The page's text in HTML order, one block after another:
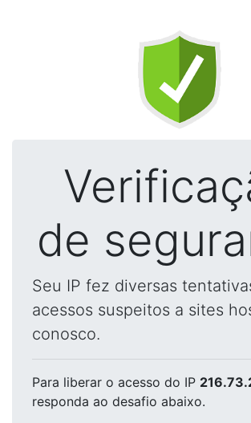
de
Seu IP fez diversas
acessos suspeitos a sites
conosco.
Para liberar o acesso do IP
responda ao desafio abaixo.